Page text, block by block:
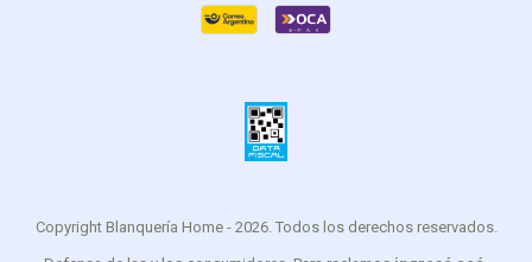
Copyright Blanquería Home - 2026. Todos los derechos reservados.